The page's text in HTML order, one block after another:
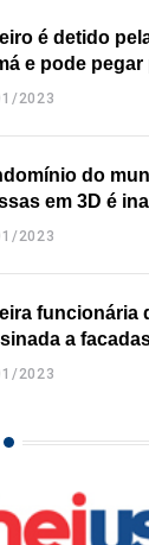
é detido
e pode
2023
do
em 3D é
2023
funcionária
a
2023